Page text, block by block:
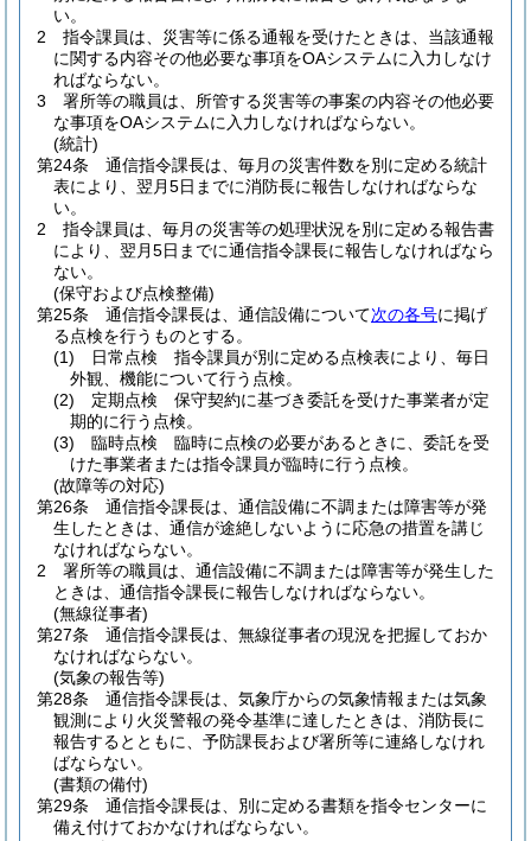
い。
2
指令課員は、災害等に係る通報を受けたときは、当該通報
に関する内容その他必要な事項をOAシステムに入力しなけ
ればならない。
3
署所等の職員は、所管する災害等の事案の内容その他必要
な事項をOAシステムに入力しなければならない。
(統計)
第24条
通信指令課長は、毎月の災害件数を別に定める統計
表により、翌月5日までに消防長に報告しなければならな
い。
2
指令課員は、毎月の災害等の処理状況を別に定める報告書
により、翌月5日までに通信指令課長に報告しなければなら
ない。
(保守および点検整備)
第25条
通信指令課長は、通信設備について次の各号に掲げ
る点検を行うものとする。
(1)
日常点検 指令課員が別に定める点検表により、毎日
外観、機能について行う点検。
(2)
定期点検 保守契約に基づき委託を受けた事業者が定
期的に行う点検。
(3)
臨時点検 臨時に点検の必要があるときに、委託を受
けた事業者または指令課員が臨時に行う点検。
(故障等の対応)
第26条
通信指令課長は、通信設備に不調または障害等が発
生したときは、通信が途絶しないように応急の措置を講じ
なければならない。
2
署所等の職員は、通信設備に不調または障害等が発生した
ときは、通信指令課長に報告しなければならない。
(無線従事者)
第27条
通信指令課長は、無線従事者の現況を把握しておか
なければならない。
(気象の報告等)
第28条
通信指令課長は、気象庁からの気象情報または気象
観測により火災警報の発令基準に達したときは、消防長に
報告するとともに、予防課長および署所等に連絡しなけれ
ばならない。
(書類の備付)
第29条
通信指令課長は、別に定める書類を指令センターに
備え付けておかなければならない。